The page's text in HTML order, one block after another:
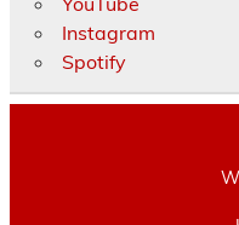
Instagram
Spotify